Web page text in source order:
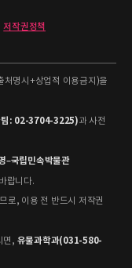
저작권정책
처명시+상업적 이용금지)을
팀: 02-3704-3225)과 사전
–국립민속박물관
랍니다.
로, 이용 전 반드시 저작권
면, 유물과학과(031-580-